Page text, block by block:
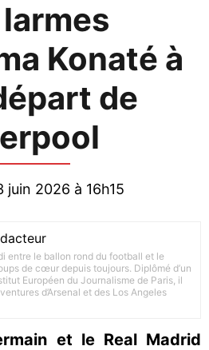
Konaté à
de
juin 2026 à 16h15
entre le ballon rond du football et le
de cœur depuis toujours. Diplômé d’un
Européen du Journalisme de Paris, il
d’Arsenal et des Los Angeles
et le Real Madrid